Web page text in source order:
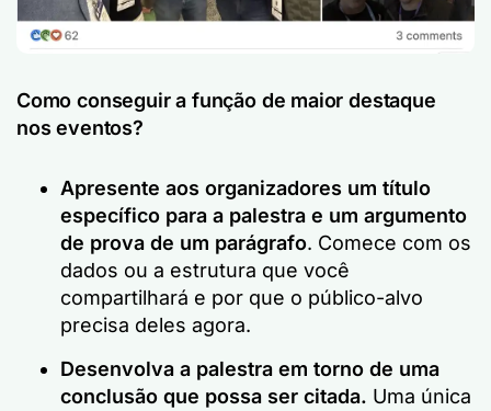
Como conseguir a função de maior destaque
nos eventos?
Apresente aos organizadores um título
específico para a palestra e um argumento
de prova de um parágrafo. Comece com os
dados ou a estrutura que você
compartilhará e por que o público-alvo
precisa deles agora.
Desenvolva a palestra em torno de uma
conclusão que possa ser citada. Uma única